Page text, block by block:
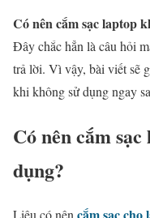
Có nên cắm sạc laptop
Đây chắc hẳn là câu hỏi
trả lời. Vì vậy, bài viết sẽ
khi không sử dụng ngay
Có nên cắm
dụng?
Liệu có nên cắm sạc